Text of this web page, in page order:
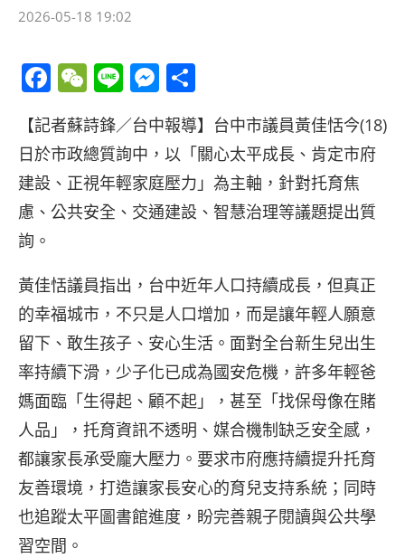
2026-05-18 19:02
Facebook
WeChat
LineMessenger
享
【記者蘇詩鋒／台中報導】台中市議員黃佳恬今(18)
日於市政總質詢中，以「關心太平成長、肯定市府
建設、正視年輕家庭壓力」為主軸，針對托育焦
慮、公共安全、交通建設、智慧治理等議題提出質
詢。
黃佳恬議員指出，台中近年人口持續成長，但真正
的幸福城市，不只是人口增加，而是讓年輕人願意
留下、敢生孩子、安心生活。面對全台新生兒出生
率持續下滑，少子化已成為國安危機，許多年輕爸
媽面臨「生得起、顧不起」，甚至「找保母像在賭
人品」，托育資訊不透明、媒合機制缺乏安全感，
都讓家長承受龐大壓力。要求市府應持續提升托育
友善環境，打造讓家長安心的育兒支持系統；同時
也追蹤太平圖書館進度，盼完善親子閱讀與公共學
習空間。